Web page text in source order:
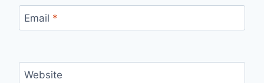
Email *
Website